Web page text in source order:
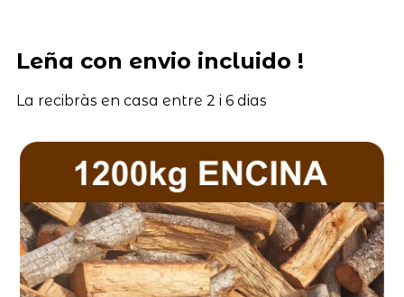
Leña con envio incluido !
La recibràs en casa entre 2 i 6 dias